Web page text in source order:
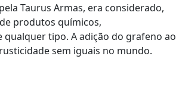
Taurus Armas, era considerado,
produtos químicos,
tipo. A adição do grafeno ao
sem iguais no mundo.